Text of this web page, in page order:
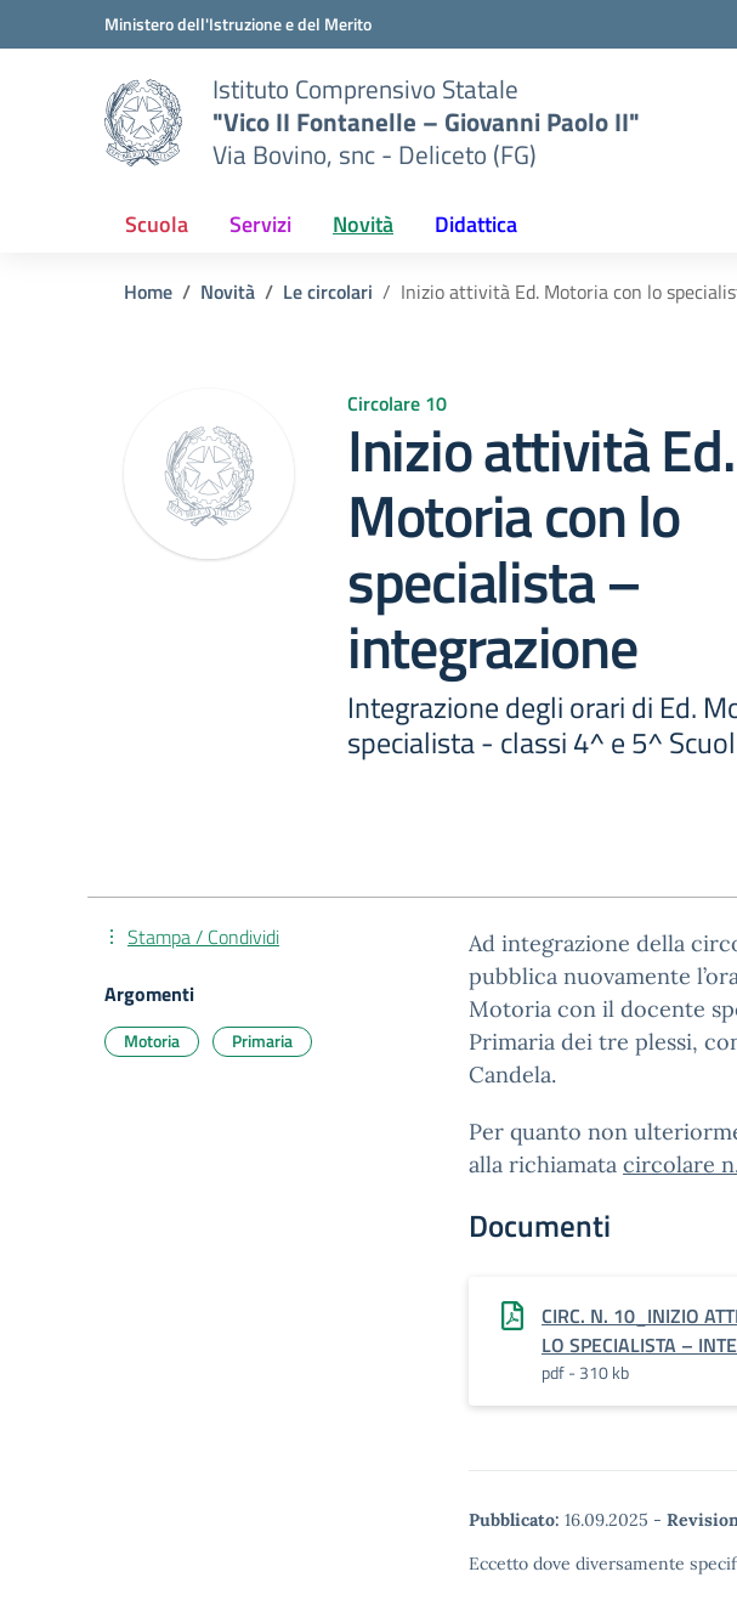
Vai ai contenuti
Vai al menu di navigazioneMinistero dell'Istruzione e del Merito
Istituto Comprensivo Statale
"Vico II Fontanelle – Giovanni Paolo II"
Via Bovino, snc - Deliceto (FG)
Scuola Servizi Novità Didattica
Home Novità Le circolari Inizio attività Ed. Motoria con lo
Circolare 10
Inizio attività Ed.
Motoria con lo
specialista –
integrazione
Integrazione degli orari di Ed.
specialista - classi 4^ e 5^
Ad integrazione della
pubblica nuovamente
Motoria con il docente
Primaria dei tre plessi,
Candela.
Per quanto non
alla richiamata circolare
Documenti
CIRC. N. 10_INIZIO
LO SPECIALISTA –
pdf - 310 kb
Pubblicato: 16.09.2025 -
Eccetto dove diversamente
Stampa / Condividi
Argomenti
Motoria Primaria